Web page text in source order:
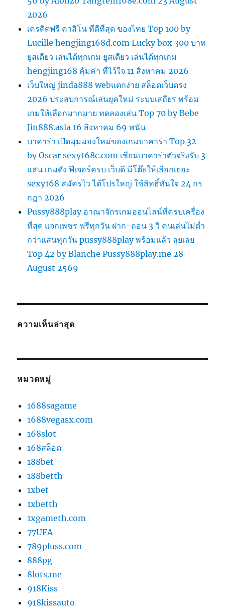
2026
เครดิตฟรี คาสิโน ที่ดีที่สุด ของไทย Top 100 by
Lucille hengjing168d.com Lucky box 300 บาท
ยูสเดียว เล่นได้ทุกเกม ยูสเดียว เล่นได้ทุกเกม
hengjing168 คุ้มค่า ที่ไว้ใจ 11 สิงหาคม 2026
เว็บใหญ่ jinda888 webแตกง่าย สล็อตเว็บตรง
2026 ประสบการณ์เล่นยุคใหม่ ระบบเสถียร พร้อม
เกมให้เลือกมากมาย ทดลองเล่น Top 70 by Bebe
Jin888.asia 16 สิงหาคม 69 พนัน
บาคาร่า เปิดมุมมองใหม่ของเกมบาคาร่า Top 32
by Oscar sexy168c.com เซียนบาคาร่าตัวจริงรับ 3
แสน เกมดัง ฟีเจอร์ครบ เว็บดี มีโต๊ะให้เลือกเยอะ
sexy168 สมัครไว ได้โปรใหญ่ ใช้สิทธิ์ทันใจ 24 กร
กฎา 2026
Pussy888play อาณาจักรเกมออนไลน์ที่ครบเครื่อง
ที่สุด แจกเพชร ฟรีทุกวัน ฝาก-ถอน 3 วิ คนเล่นไม่ต่ำ
กว่าแสนทุกวัน pussy888play พร้อมแล้ว ลุยเลย
Top 42 by Blanche Pussy888play.me 28
August 2569
ความเห็นล่าสุด
หมวดหมู่
1688sagame
1688vegasx.com
168slot
168สล็อต
188bet
188betth
1xbet
1xbetth
1xgameth.com
77UFA
789pluss.com
888pg
8lots.me
918Kiss
918kissauto